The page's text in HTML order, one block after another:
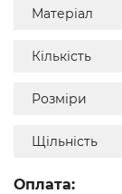
Матеріал
Кількість
Розміри
Щільність
Оплата: